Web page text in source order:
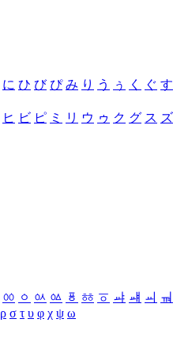
に ひ び ぴ み り う ぅ く ぐ す
ヒ ビ ピ ミ リ ウ ゥ ク グ ス ズ
ㆀ ㆁ ㆂ ㆃ ㆄ ㆅ ㆆ ㆇ ㆈ ㆉ ㆊ
ρ σ τ υ φ χ ψ ω